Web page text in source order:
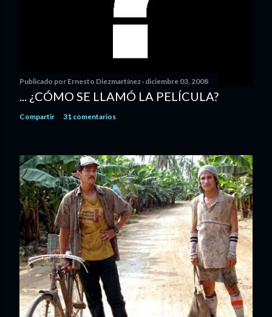
Publicado por Ernesto Diezmartínez diciembre 03, 2008
... ¿CÓMO SE LLAMÓ LA PELÍCULA?
Compartir 31 comentarios